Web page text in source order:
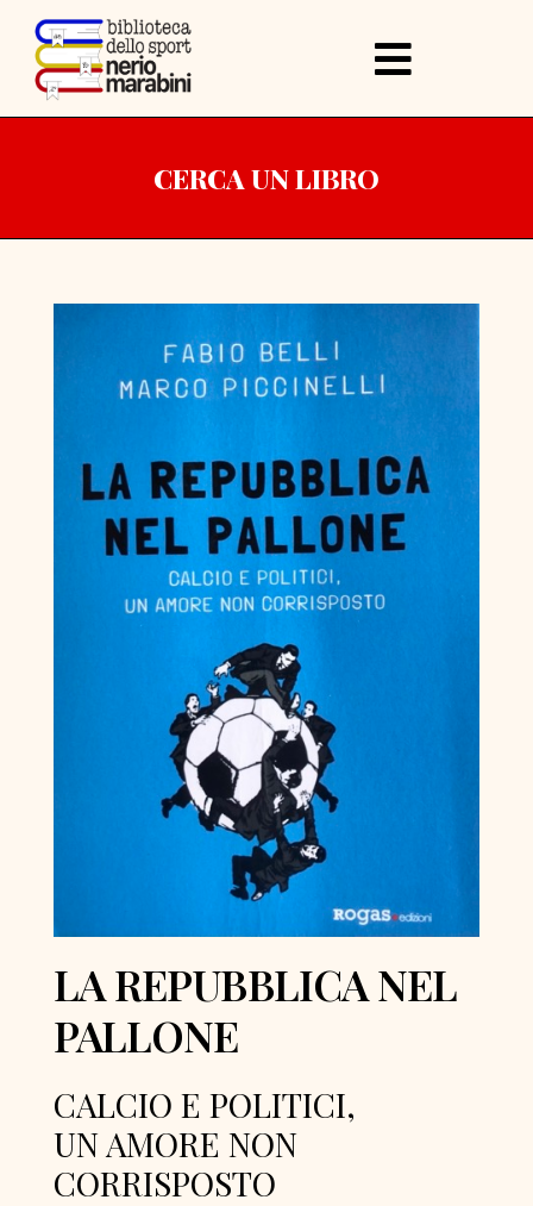
CERCA UN LIBRO
LA REPUBBLICA NEL
PALLONE
CALCIO E POLITICI,
UN AMORE NON
CORRISPOSTO